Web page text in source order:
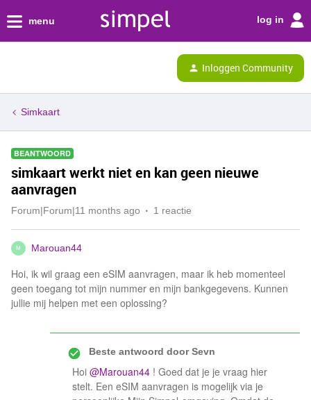
menu log in
Inloggen Community
Simkaart
BEANTWOORD
simkaart werkt niet en kan geen nieuwe
aanvragen
Forum|Forum|11 months ago 1 reactie
M Marouan44
Hoi, ik wil graag een eSIM aanvragen, maar ik heb momenteel
geen toegang tot mijn nummer en mijn bankgegevens. Kunnen
jullie mij helpen met een oplossing?
Beste antwoord doorSevn
Hoi ​ @Marouan44 ! Goed dat je je vraag hier
stelt. Een eSIM aanvragen is mogelijk via je